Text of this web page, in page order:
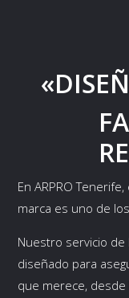
En ARPRO
marca es uno de
Nuestro servicio de
diseñado para
que merece,